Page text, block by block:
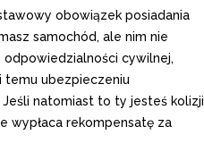
obowiązek posiadania
samochód, ale nim nie
odpowiedzialności cywilnej,
temu ubezpieczeniu
Jeśli natomiast to ty jesteś kolizji
wypłaca rekompensatę za